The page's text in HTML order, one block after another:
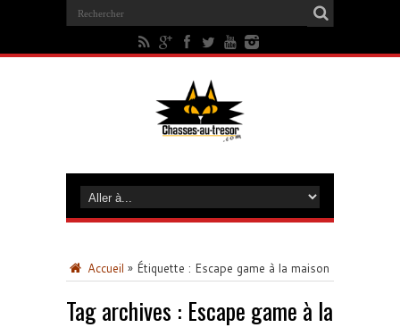
Accueil » Étiquette : Escape game à la maison
Tag archives : Escape game à la